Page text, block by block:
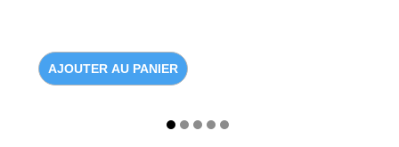
AJOUTER AU PANIER